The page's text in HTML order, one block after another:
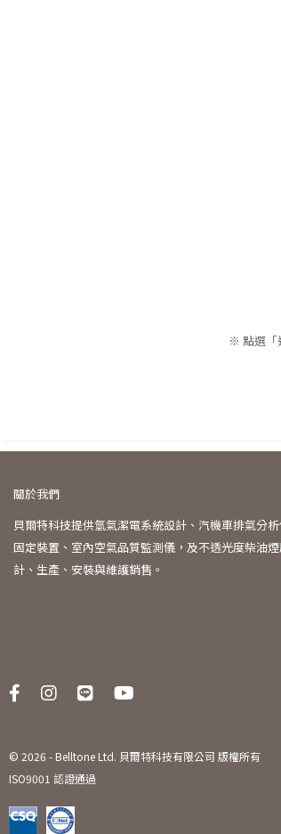
※ 點選「
關於我們
貝爾特科技提供氫氣潔電系統設計、汽機車排氣分
固定裝置、室內空氣品質監測儀，及不透光度柴油
計、生產、安裝與維護銷售。
© 2026 - Belltone Ltd. 貝爾特科技有限公司 版權所有
ISO9001 認證通過